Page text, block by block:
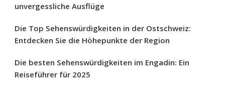
unvergessliche Ausflüge
Die Top Sehenswürdigkeiten in der Ostschweiz:
Entdecken Sie die Höhepunkte der Region
Die besten Sehenswürdigkeiten im Engadin: Ein
Reiseführer für 2025